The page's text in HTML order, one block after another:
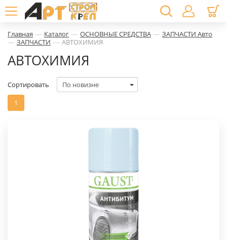
Главная — Каталог — ОСНОВНЫЕ СРЕДСТВА — ЗАПЧАСТИ Авто
— ЗАПЧАСТИ — АВТОХИМИЯ
АВТОХИМИЯ
1
Сортировать